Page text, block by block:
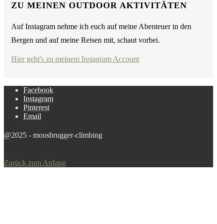
ZU MEINEN OUTDOOR AKTIVITÄTEN
Auf Instagram nehme ich euch auf meine Abenteuer in den
Bergen und auf meine Reisen mit, schaut vorbei.
Hier geht's zu meinem Instagram Account
Facebook
Instagram
Pinterest
Email
@2025 - moosbrugger-climbing
Zurück zum Anfang